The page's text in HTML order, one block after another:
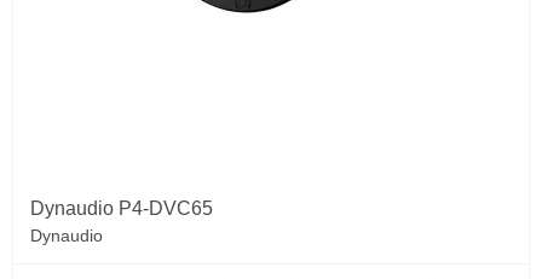
Dynaudio P4-DVC65
Dynaudio